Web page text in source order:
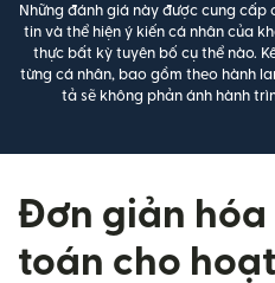
Những đánh giá này được cung cấp
tin và thể hiện ý kiến cá nhân của
thực bất kỳ tuyên bố cụ thể nào.
từng cá nhân, bao gồm theo hành
tả sẽ không phản ánh hành
Đơn giản
toán cho